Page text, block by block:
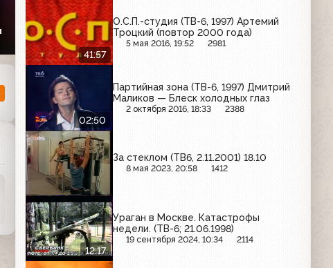
41:57
О.С.П.-студия (ТВ-6, 1997) Артемий
Троцкий (повтор 2000 года)
5 мая 2016, 19:52 2981
02:50
Партийная зона (ТВ-6, 1997) Дмитрий
Маликов — Блеск холодных глаз
2 октября 2016, 18:33 2388
За стеклом (ТВ6, 2.11.2001) 18.10
8 мая 2023, 20:58 1412
12:17
Ураган в Москве. Катастрофы
недели. (ТВ-6; 21.06.1998)
19 сентября 2024, 10:34 2114